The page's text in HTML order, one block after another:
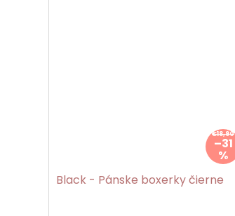
€18,90
–31
%
Black - Pánske boxerky čierne